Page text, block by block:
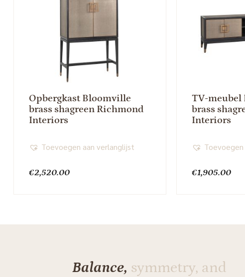
Opbergkast Bloomville
brass shagreen Richmond
Interiors
€2,520.00
Toevoegen aan verlanglijst
TV-
brass
Interiors
€1,905.00
Balance, symmetry, and